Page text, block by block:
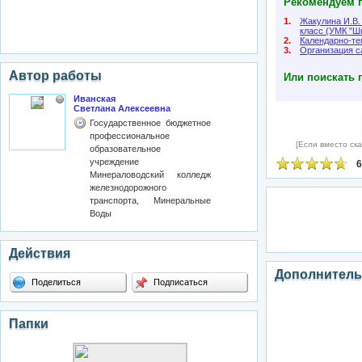
Автор работы
Иванская
Светлана Алексеевна
Государственное бюджетное
профессиональное
образовательное
учреждение
Минераловодский колледж
железнодорожного
транспорта, Минеральные
Воды
Действия
Поделиться Подписаться
Папки
1.
Жакулина И.В.
класс (УМК
2.
Календарно-
3.
Организация
Или поискать
[Если вместо